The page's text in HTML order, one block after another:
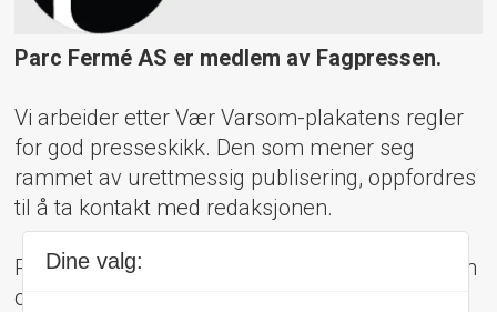
Parc Fermé AS er medlem av Fagpressen.
Vi arbeider etter Vær Varsom-plakatens regler
for god presseskikk. Den som mener seg
rammet av urettmessig publisering, oppfordres
til å ta kontakt med redaksjonen.
Pressens Faglige Utvalg (PFU) er et klageorgan
oppnevnt av Norsk Presseforbund som
Dine valg: